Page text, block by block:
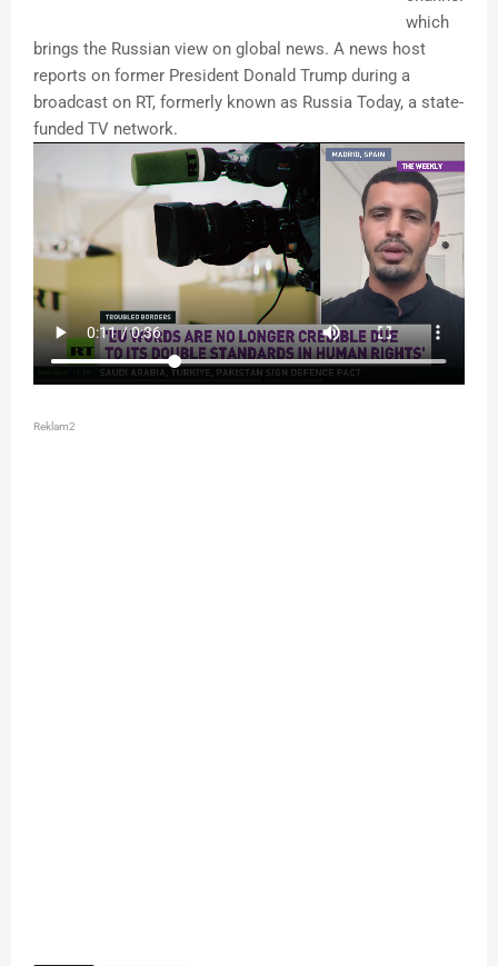
which
brings the Russian view on global news. A news host
reports on former President Donald Trump during a
broadcast on RT, formerly known as Russia Today, a state-
funded TV network.
Reklam2